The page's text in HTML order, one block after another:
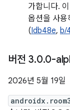
가합니다.
옵션을 사
(Idb48e, b/
버전 3.0.0-
2026년 5월 19일